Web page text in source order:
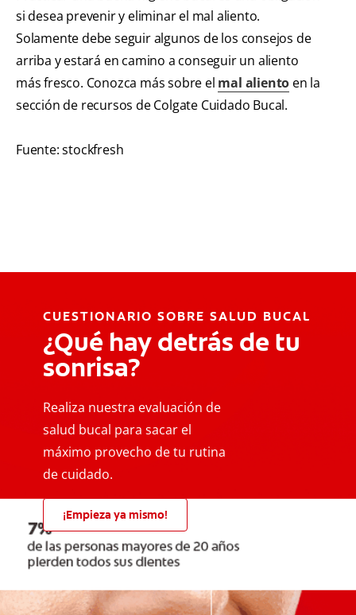
si desea prevenir y eliminar el mal aliento.
Solamente debe seguir algunos de los consejos de
arriba y estará en camino a conseguir un aliento
más fresco. Conozca más sobre el mal aliento en la
sección de recursos de Colgate Cuidado Bucal.
Fuente: stockfresh
CUESTIONARIO SOBRE SALUD BUCAL
¿Qué hay detrás de tu
sonrisa?
Realiza nuestra evaluación de
salud bucal para sacar el
máximo provecho de tu rutina
de cuidado.
¡Empieza ya mismo!